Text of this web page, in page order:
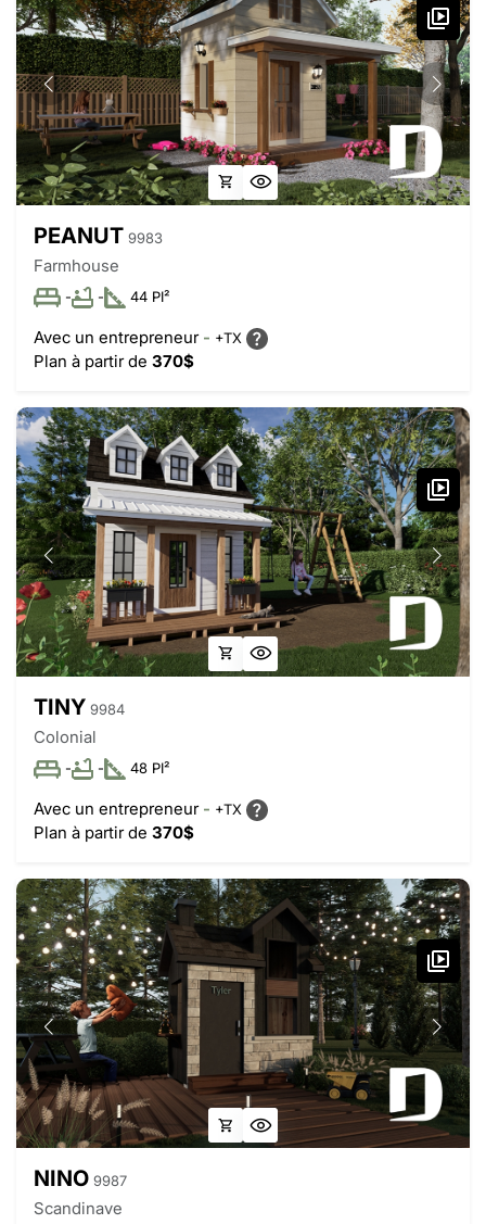
PEANUT 9983
Farmhouse
- - 44 PI²
Avec un entrepreneur - +TX
Plan à partir de 370$
TINY 9984
Colonial
- - 48 PI²
Avec un entrepreneur - +TX
Plan à partir de 370$
NINO 9987
Scandinave